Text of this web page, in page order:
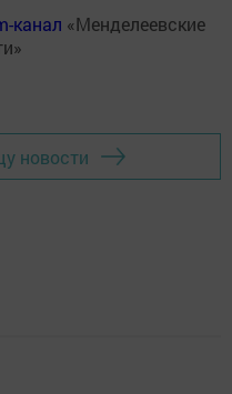
канал «Менделеевские
новости